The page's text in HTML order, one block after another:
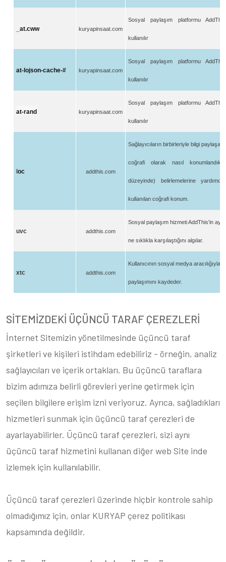
_at.cww kuryapinsaat.com
Sosyal paylaşım platformu
kullanılır
at-lojson-cache-# kuryapinsaat.com
Sosyal paylaşım platformu
kullanılır
at-rand kuryapinsaat.com
Sosyal paylaşım platformu
kullanılır
oc addthis.com
Sağlayıcıların birbirleriyle bilgi paylaşan
coğrafi olarak nasıl
düzeyinde) belirlemelerine
kullanılan coğrafi konum.
uvc addthis.com
Sosyal paylaşım hizmeti AddThis'in aynı
ne sıklıkla karşılaştığını algılar.
xtc addthis.com
Kullanıcının sosyal medya aracılığıyla
paylaşımını kaydeder.
SİTEMİZDEKİ ÜÇÜNCÜ TARAF ÇEREZLERİ
İnternet Sitemizin yönetilmesinde üçüncü taraf
şirketleri ve kişileri istihdam edebiliriz - örneğin, analiz
sağlayıcıları ve içerik ortakları. Bu üçüncü taraflara
bizim adımıza belirli görevleri yerine getirmek için
seçilen bilgilere erişim izni veriyoruz. Ayrıca, sağladıkları
hizmetleri sunmak için üçüncü taraf çerezleri de
ayarlayabilirler. Üçüncü taraf çerezleri, sizi aynı
üçüncü taraf hizmetini kullanan diğer web Site inde
izlemek için kullanılabilir.
Üçüncü taraf çerezleri üzerinde hiçbir kontrole sahip
olmadığımız için, onlar KURYAP çerez politikası
kapsamında değildir.